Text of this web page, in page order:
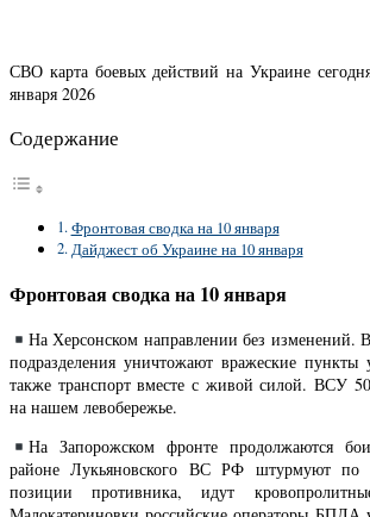
СВО карта боевых действий на Украине
января 2026
Содержание
Фронтовая сводка на 10 января
Дайджест об Украине на 10 января
Фронтовая сводка на 10 января
На Херсонском направлении без изменений.
подразделения уничтожают вражеские
также транспорт вместе с живой силой. ВСУ 50
на нашем левобережье.
На Запорожском фронте продолжаются
районе Лукьяновского ВС РФ штурмуют по
позиции противника, идут